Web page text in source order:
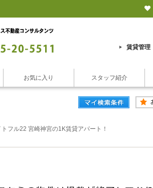
賃貸管理
お気に入り スタッフ紹介
フル22 宮崎神宮の1K賃貸アパート！